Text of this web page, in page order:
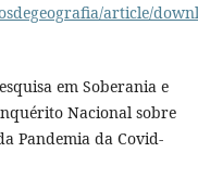
article/
em Soberania e
Nacional sobre
Pandemia da Covid-